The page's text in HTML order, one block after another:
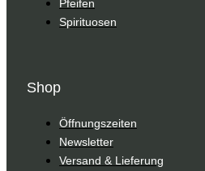
Pfeifen
Spirituosen
Shop
Öffnungszeiten
Newsletter
Versand & Lieferung